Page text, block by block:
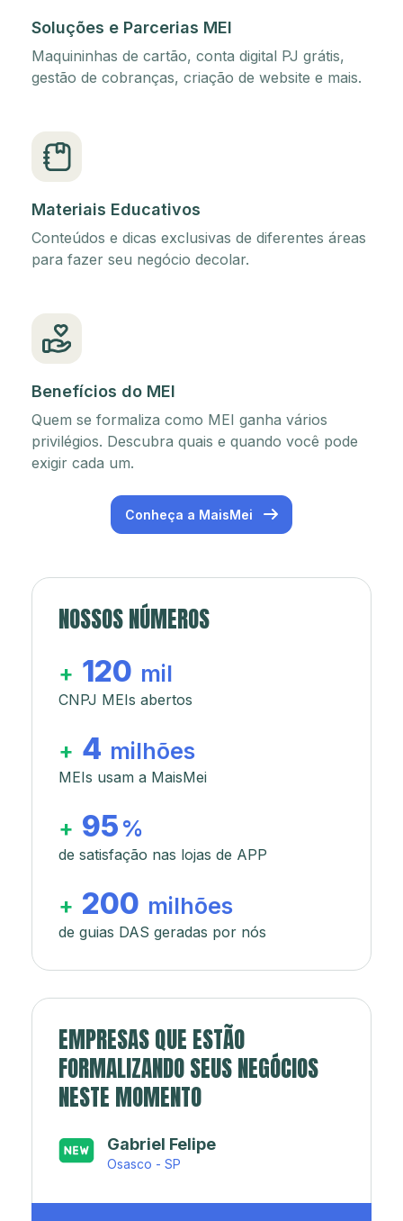
Soluções e Parcerias MEI
Maquininhas de cartão, conta digital PJ grátis,
gestão de cobranças, criação de website e mais.
Materiais Educativos
Conteúdos e dicas exclusivas de diferentes áreas
para fazer seu negócio decolar.
Benefícios do MEI
Quem se formaliza como MEI ganha vários
privilégios. Descubra quais e quando você pode
exigir cada um.
Conheça a MaisMei
NOSSOS NÚMEROS
+ 120 mil
CNPJ MEIs abertos
+ 4 milhões
MEIs usam a MaisMei
+ 95 %
de satisfação nas lojas de APP
+ 200 milhões
de guias DAS geradas por nós
EMPRESAS QUE ESTÃO
FORMALIZANDO SEUS NEGÓCIOS
NESTE MOMENTO
Japa’s açaí e sorveteria
Rio de Janeiro - RJ